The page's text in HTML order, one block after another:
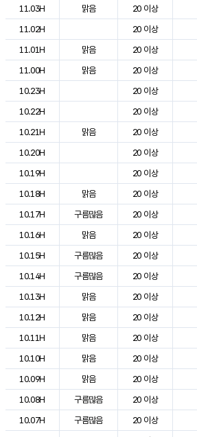
11.03H
맑음 20 이상
11.02H
20 이상
11.01H
맑음 20 이상
11.00H
맑음 20 이상
10.23H
20 이상
10.22H
20 이상
10.21H
맑음 20 이상
10.20H
20 이상
10.19H
20 이상
10.18H
맑음 20 이상
10.17H
구름많음 20 이상
10.16H
맑음 20 이상
10.15H
구름많음 20 이상
10.14H
구름많음 20 이상
10.13H
맑음 20 이상
10.12H
맑음 20 이상
10.11H
맑음 20 이상
10.10H
맑음 20 이상
10.09H
맑음 20 이상
10.08H
구름많음 20 이상
10.07H
구름많음 20 이상